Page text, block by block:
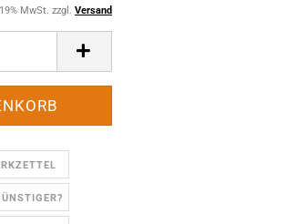
MwSt. zzgl. Versand